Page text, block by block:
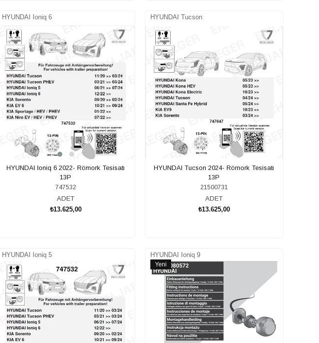
HYUNDAI Ioniq 6
HYUNDAI Ioniq 6 2022- Römork Tesisatı
13P
747532
ADET
₺13.625,00
HYUNDAI Tucson
HYUNDAI Tucson 2024- Römork Tesisatı
13P
21500731
ADET
₺13.625,00
HYUNDAI Ioniq 5 HYUNDAI Ioniq 9
Yeni
Ürün